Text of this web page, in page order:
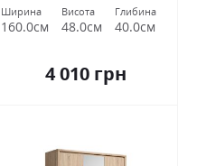
Ширина
160.0см
Висота
48.0см
Глибина
40.0см
4 010 грн